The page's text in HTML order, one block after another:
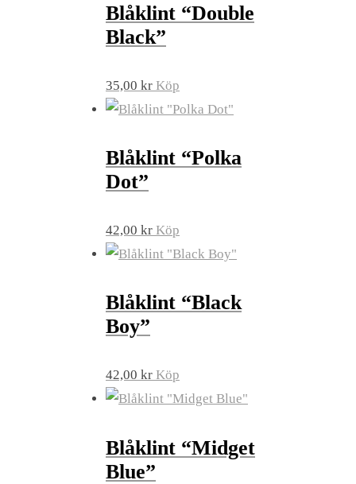
Blåklint “Double
Black”
35,00 kr Köp
Blåklint “Polka
Dot”
42,00 kr Köp
Blåklint “Black
Boy”
42,00 kr Köp
Blåklint “Midget
Blue”